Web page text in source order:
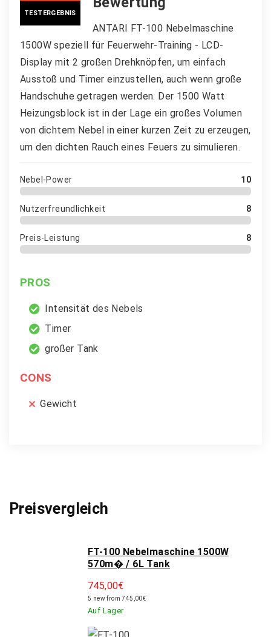
TESTERGEBNIS
ANTARI FT-100 Nebelmaschine
1500W speziell für Feuerwehr-Training - LCD-
Display mit 2 großen Drehknöpfen, um einfach
Ausstoß und Timer einzustellen, auch wenn große
Handschuhe getragen werden. Der 1500 Watt
Heizungsblock ist in der Lage ein großes Volumen
von dichtem Nebel in einer kurzen Zeit zu erzeugen,
um den dichten Rauch eines Feuers zu simulieren.
Nebel-Power 10
Nutzerfreundlichkeit 8
Preis-Leistung 8
PROS
Intensität des Nebels
Timer
großer Tank
CONS
Gewicht
Preisvergleich
FT-100 Nebelmaschine 1500W
570m� / 6L Tank
745,00€
5 new from 745,00€
Auf Lager